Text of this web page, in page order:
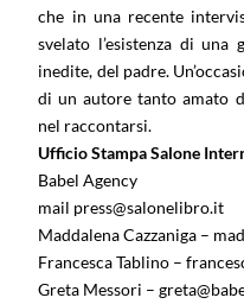
che in una recente
svelato l’esistenza di
inedite, del padre.
di un autore tanto amato
nel raccontarsi.
Ufficio Stampa Salone
Babel Agency
mail press@salonelibro.it
Maddalena Cazzaniga –
Francesca Tablino –
Greta Messori –